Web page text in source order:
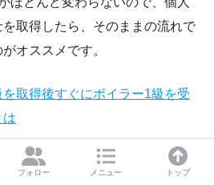
取得したら、そのままの流れで
オススメです。
取得後すぐにボイラー1級を受
は
強したい方向けリンク
フォロー メニュー トップ